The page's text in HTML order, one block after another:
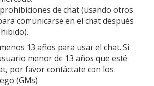
de chat (usando otros
comunicarse en el chat después
13 años para usar el chat. Si
menor de 13 años que esté
por favor contáctate con los
(GMs)